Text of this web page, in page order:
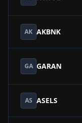
AK AKBNK
GA GARAN
AS ASELS